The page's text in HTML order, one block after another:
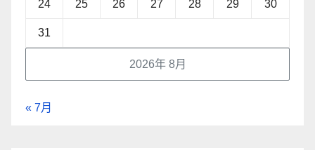
2026年 8月
24 25 26 27 28 29 30
31
« 7月